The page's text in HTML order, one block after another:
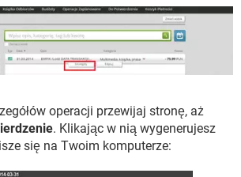
operacji przewijaj stronę, aż
. Klikając w nią wygenerujesz
się na Twoim komputerze: